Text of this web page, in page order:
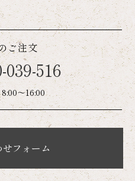
ご注文
039-516
～16:00
フォーム